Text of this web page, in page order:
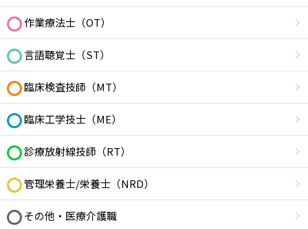
作業療法士（OT）
言語聴覚士（ST）
臨床検査技師（MT）
臨床工学技士（ME）
診療放射線技師（RT）
管理栄養士/栄養士（NRD）
その他・医療介護職